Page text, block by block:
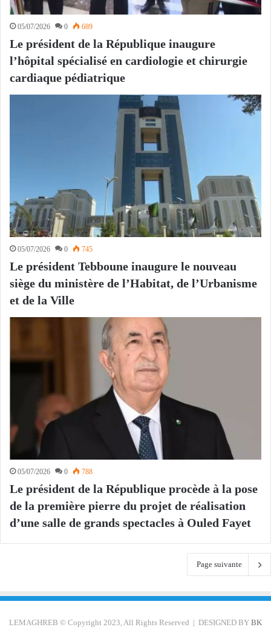
05/07/2026 0 689
Le président de la République inaugure
l’hôpital spécialisé en cardiologie et chirurgie
cardiaque pédiatrique
05/07/2026 0 745
Le président Tebboune inaugure le nouveau
siège du ministère de l’Habitat, de l’Urbanisme
et de la Ville
05/07/2026 0 788
Le président de la République procède à la pose
de la première pierre du projet de réalisation
d’une salle de grands spectacles à Ouled Fayet
Page suivante
LEMAGHREB © Copyright 2023, All Rights Reserved | DESIGNED BY BK